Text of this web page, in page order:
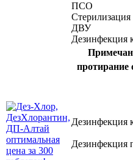
ПСО
Стерилизация
ДВУ
Дезинфекция
протирание
Дезинфекция
Дезинфекция